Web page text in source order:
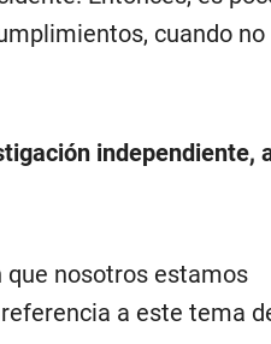
cuando no
independiente,
que nosotros estamos
a este tema